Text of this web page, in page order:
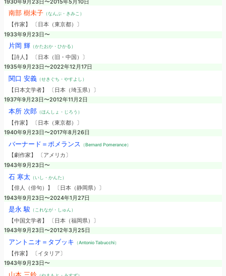
1930年9月23日〜2015年5月10日
南部 樹未子（なんぶ・きみこ）
【作家】 〔日本（東京都）〕
1933年9月23日〜
片岡 輝（かたおか・ひかる）
【詩人】 〔日本（旧・中国）〕
1935年9月23日〜2022年12月17日
関口 安義（せきぐち・やすよし）
【日本文学者】 〔日本（埼玉県）〕
1937年9月23日〜2012年11月2日
本所 次郎（ほんしょ・じろう）
【作家】 〔日本（東京都）〕
1940年9月23日〜2017年8月26日
バーナード＝ポメランス （Bernard Pomerance）
【劇作家】 〔アメリカ〕
1943年9月23日〜
石 寒太（いし・かんた）
【俳人（俳句）】 〔日本（静岡県）〕
1943年9月23日〜2024年1月27日
是永 駿 （これなが・しゅん）
【中国文学者】 〔日本（福岡県）〕
1943年9月23日〜2012年3月25日
アントニオ＝タブッキ （Antonio Tabucchi）
【作家】 〔イタリア〕
1943年9月23日〜